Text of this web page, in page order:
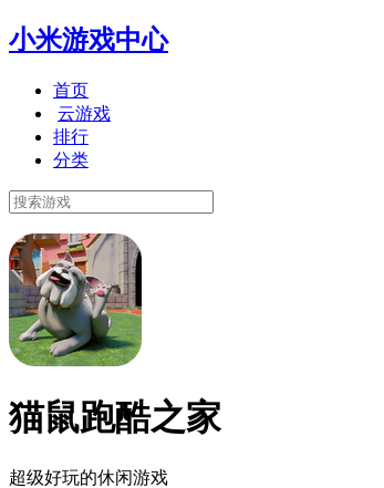
小米游戏中心
首页
云游戏
排行
分类
猫鼠跑酷之家
超级好玩的休闲游戏